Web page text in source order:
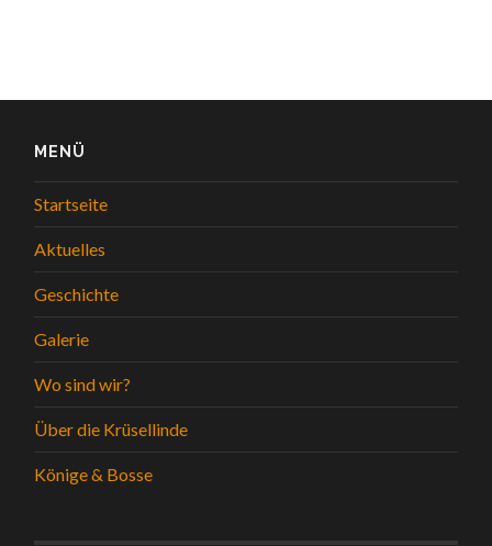
MENÜ
Startseite
Aktuelles
Geschichte
Galerie
Wo sind wir?
Über die Krüsellinde
Könige & Bosse